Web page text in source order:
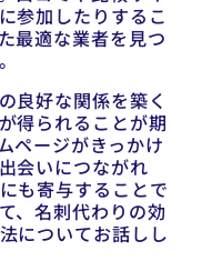
参加したりするこ
最適な業者を見つ
良好な関係を築く
得られることが期
ページがきっかけ
会いにつながれ
も寄与することで
、名刺代わりの効
についてお話しし